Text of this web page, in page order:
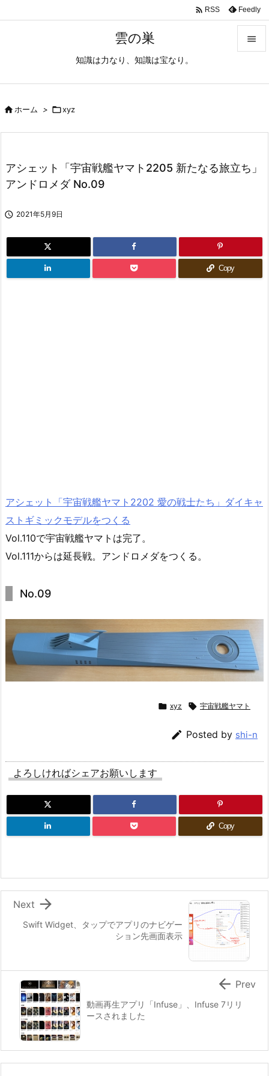
雲の巣
知識は力なり、知識は宝なり。

次へ
 RSS Feedly
ホーム > xyz
アシェット「宇宙戦艦ヤマト2205 新たなる旅立ち」
アンドロメダ No.09
 2021年5月9日
Copy
アシェット「宇宙戦艦ヤマト2202 愛の戦士たち」ダイキャ
ストギミックモデルをつくる
Vol.110で宇宙戦艦ヤマトは完了。
Vol.111からは延長戦。アンドロメダをつくる。
No.09
 xyz  宇宙戦艦ヤマト
 Posted by shi-n
よろしければシェアお願いします
Copy
Swift Widget、タップでアプリのナビゲー
ション先画面表示

Next
動画再生アプリ「Infuse」、Infuse 7リリ
ースされました
 Prev